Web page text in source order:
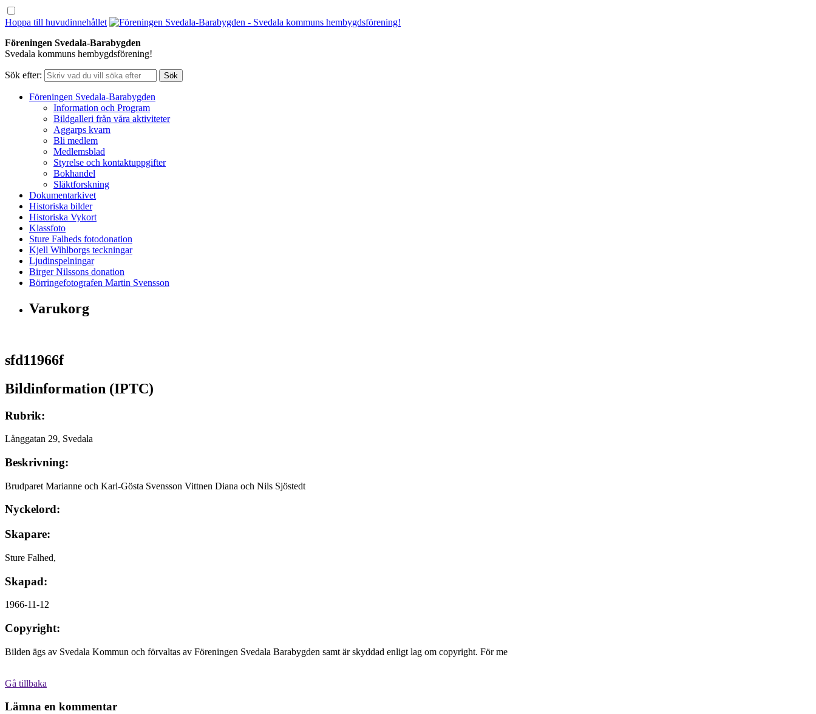
Hoppa till huvudinnehållet
Föreningen Svedala-Barabygden
Svedala kommuns hembygdsförening!
Sök efter:
Föreningen Svedala-Barabygden
Information och Program
Bildgalleri från våra aktiviteter
Aggarps kvarn
Bli medlem
Medlemsblad
Styrelse och kontaktuppgifter
Bokhandel
Släktforskning
Dokumentarkivet
Historiska bilder
Historiska Vykort
Klassfoto
Sture Falheds fotodonation
Kjell Wihlborgs teckningar
Ljudinspelningar
Birger Nilssons donation
Börringefotografen Martin Svensson
Varukorg
sfd11966f
Bildinformation (IPTC)
Rubrik:
Långgatan 29, Svedala
Beskrivning:
Brudparet Marianne och Karl-Gösta Svensson Vittnen Diana och Nils Sjöstedt
Nyckelord:
Skapare:
Sture Falhed,
Skapad:
1966-11-12
Copyright:
Bilden ägs av Svedala Kommun och förvaltas av Föreningen Svedala Barabygden samt är skyddad enligt lag om copyright. För me
Gå tillbaka
Lämna en kommentar